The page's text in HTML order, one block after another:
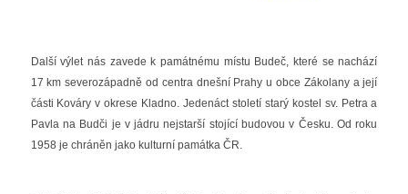
Další výlet nás zavede k památnému místu Budeč, které se nachází
17 km severozápadně od centra dnešní Prahy u obce Zákolany a její
části Kováry v okrese Kladno. Jedenáct století starý kostel sv. Petra a
Pavla na Budči je v jádru nejstarší stojící budovou v Česku. Od roku
1958 je chráněn jako kulturní památka ČR.